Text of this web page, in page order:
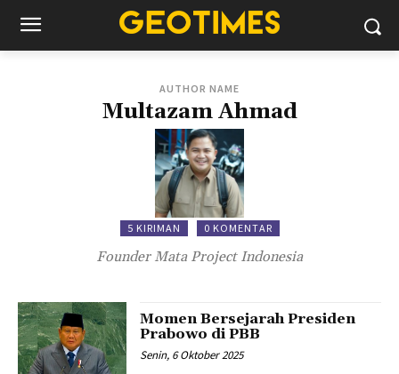
AUTHOR NAME
Multazam Ahmad
5 KIRIMAN 0 KOMENTAR
Founder Mata Project Indonesia
Momen Bersejarah Presiden
Prabowo di PBB
Senin, 6 Oktober 2025